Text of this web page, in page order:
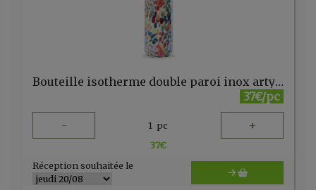
Bouteille isotherme double paroi inox arty 1000ml Qwetch
37€/pc
- 1 pc +
37€
Réception souhaitée le